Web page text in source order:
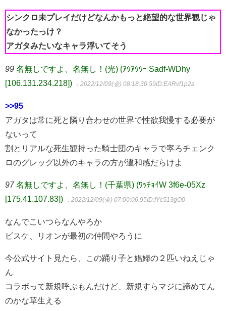
シンクロ未プレイだけどなんかもっと絶望的な世界観じゃ
なかったっけ？
アガタみたいなキャラ浮いてそう
99 名無しですよ、名無し！(光) (ｱｳｱｳｳｰ Sadf-WDhy
[106.131.234.218])
：2022/12/09(金) 08:18:30.59ID:EARvf1p2a
>>95
アガタは常に死と隣り合わせの世界で性欲我慢する必要が
ないって
割とリアルな死生観持った騎士団のキャラで寧ろチェンク
ロのグレッグ以外のキャラの方が違和感だらけよ
97 名無しですよ、名無し！(千葉県) (ﾜｯﾁｮｲW 3f6e-05Xz
[175.41.107.83])
：2022/12/09(金) 07:00:06.95ID:fYc513gO0
なんでこいつらなんやろか
ビスケ、リオンが最初の仲間やろうに
今公式サイト見たら、この踊り子と娼婦の２匹いねえじゃ
ん
コラボって新規呼ぶもんだけど、新規すらマジに諦めてん
のかな草生える